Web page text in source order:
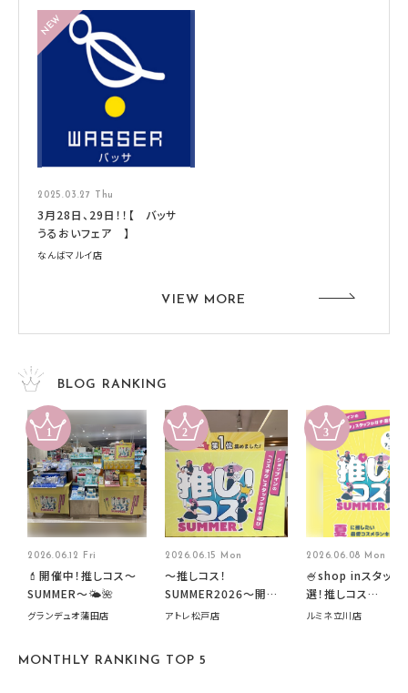
2025.03.27 Thu
3月28日、29日！！【 バッサ
うるおいフェア 】
なんばマルイ店
VIEW MORE
BLOG RANKING
2026.06.12 Fri
💄開催中！推しコス〜
SUMMER〜🌤️🌺
グランデュオ蒲田店
2026.06.15 Mon
～推しコス！
SUMMER2026～開催
中です！
アトレ松戸店
2026.06.08 Mon
🍧shop inスタッフ
選！推しコス
summer2026開催
ルミネ立川店
MONTHLY RANKING TOP 5